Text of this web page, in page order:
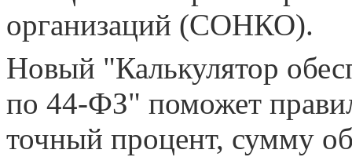
организаций (СОНКО).
Новый "Калькулятор
по 44-ФЗ" поможет
точный процент, сумму